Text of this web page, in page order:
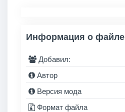
Информация о файле
Добавил:
Автор
Версия мода
Формат файла